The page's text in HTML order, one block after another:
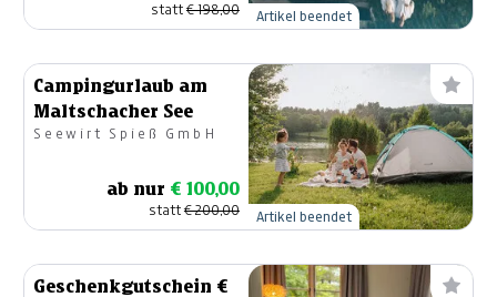
statt€ 198,00 Artikel beendet
Campingurlaub am
Maltschacher See
Seewirt Spieß GmbH
ab nur € 100,00
statt€ 200,00 Artikel beendet
Geschenkgutschein €